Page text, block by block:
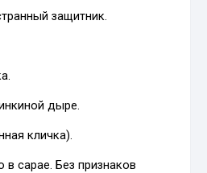
защитник.
дыре.
кличка).
в сарае. Без признаков